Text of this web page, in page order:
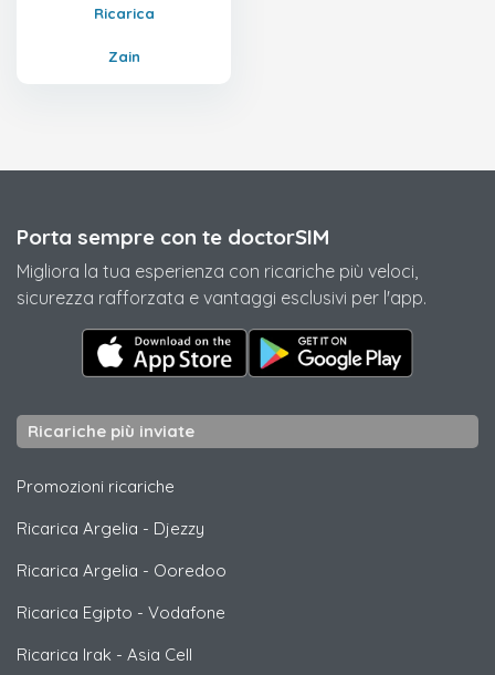
Ricarica
Zain
Porta sempre con te doctorSIM
Migliora la tua esperienza con ricariche più veloci,
sicurezza rafforzata e vantaggi esclusivi per l'app.
Ricariche più inviate
Promozioni ricariche
Ricarica Argelia - Djezzy
Ricarica Argelia - Ooredoo
Ricarica Egipto - Vodafone
Ricarica Irak - Asia Cell